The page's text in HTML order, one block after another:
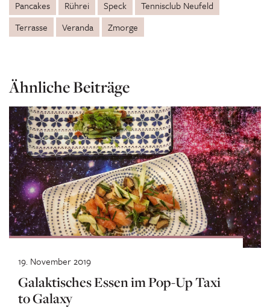
Pancakes
Rührei Speck
Tennisclub Neufeld
Terrasse
Veranda Zmorge
Ähnliche Beiträge
Galaktisches Essen im Pop-Up Taxi
to Galaxy
19. November 2019